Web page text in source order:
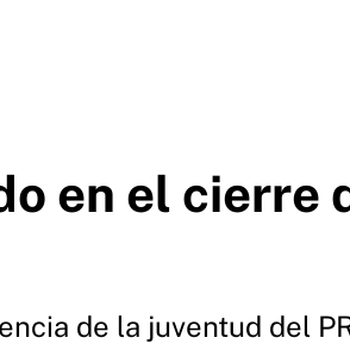
en el cierre
de la juventud del